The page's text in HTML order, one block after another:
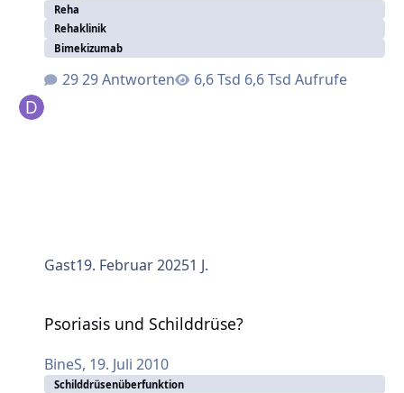
Reha
Rehaklinik
Bimekizumab
29 Antworten 6,6 Tsd Aufrufe
Gast19. Februar 20251 J.
Psoriasis und Schilddrüse?
BineS, 19. Juli 2010
Schilddrüsenüberfunktion